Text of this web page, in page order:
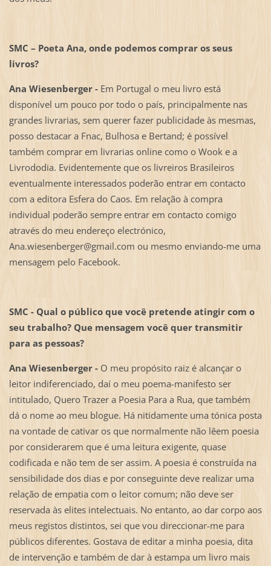
SMC – Poeta Ana, onde podemos comprar os seus
livros?
Ana Wiesenberger -Em Portugal o meu livro está
disponível um pouco por todo o país, principalmente nas
grandes livrarias, sem querer fazer publicidade às mesmas,
posso destacar a Fnac, Bulhosa e Bertand; é possível
também comprar em livrarias online como o Wook e a
Livrododia. Evidentemente que os livreiros Brasileiros
eventualmente interessados poderão entrar em contacto
com a editora Esfera do Caos. Em relação à compra
individual poderão sempre entrar em contacto comigo
através do meu endereço electrónico,
Ana.wiesenberger@gmail.com ou mesmo enviando-me uma
mensagem pelo Facebook.
SMC - Qual o público que você pretende atingir com o
seu trabalho? Que mensagem você quer transmitir
para as pessoas?
Ana Wiesenberger -O meu propósito raiz é alcançar o
leitor indiferenciado, daí o meu poema-manifesto ser
intitulado, Quero Trazer a Poesia Para a Rua, que também
dá o nome ao meu blogue. Há nitidamente uma tónica posta
na vontade de cativar os que normalmente não lêem poesia
por considerarem que é uma leitura exigente, quase
codificada e não tem de ser assim. A poesia é construída na
sensibilidade dos dias e por conseguinte deve realizar uma
relação de empatia com o leitor comum; não deve ser
reservada às elites intelectuais. No entanto, ao dar corpo aos
meus registos distintos, sei que vou direccionar-me para
públicos diferentes. Gostava de editar a minha poesia, dita
de intervenção e também de dar à estampa um livro mais